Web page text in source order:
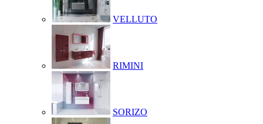
VELLUTO
RIMINI
SORIZO